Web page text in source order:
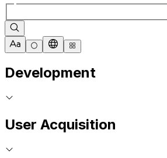
Development
User Acquisition